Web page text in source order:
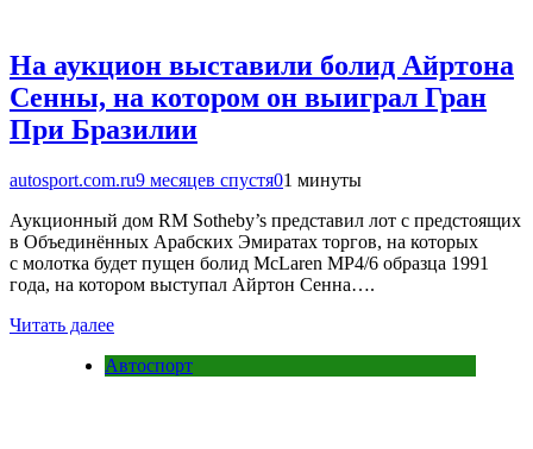
На аукцион выставили болид Айртона
Сенны, на котором он выиграл Гран
При Бразилии
autosport.com.ru9 месяцев спустя01 минуты
Аукционный дом RM Sotheby’s представил лот с предстоящих
в Объединённых Арабских Эмиратах торгов, на которых
с молотка будет пущен болид McLaren MP4/6 образца 1991
года, на котором выступал Айртон Сенна….
Читать далее
Автоспорт